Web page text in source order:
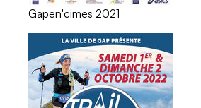
Gapen'cimes 2021